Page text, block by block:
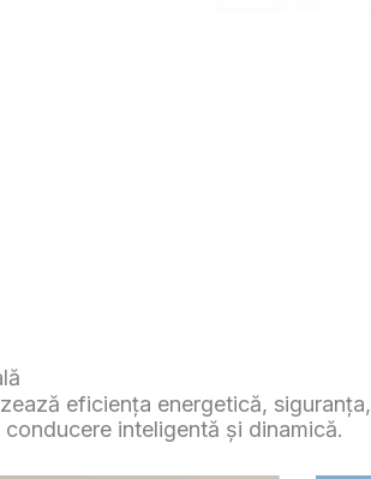
eficiența energetică, siguranța,
inteligentă și dinamică.